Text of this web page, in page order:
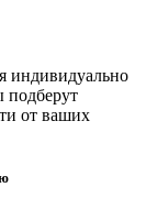
индивидуально
подберут
от ваших